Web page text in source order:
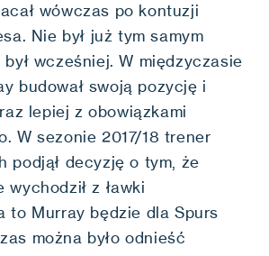
wówczas po kontuzji
Nie był już tym samym
wcześniej. W międzyczasie
budował swoją pozycję i
lepiej z obowiązkami
W sezonie 2017/18 trener
podjął decyzję o tym, że
z ławki
to Murray będzie dla Spurs
można było odnieść